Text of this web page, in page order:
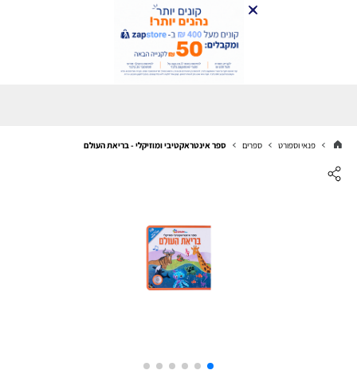
פנאי וספורט ספרים ספר אינטראקטיבי ומוזיקלי - בריאת העולם